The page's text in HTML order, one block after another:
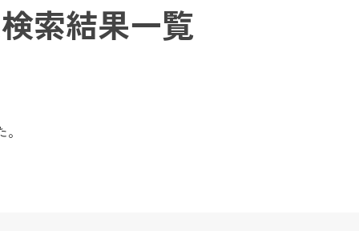
索結果一覧